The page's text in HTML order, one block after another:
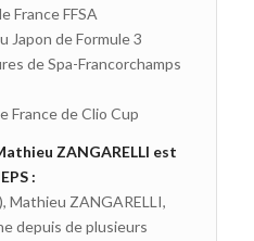
France FFSA
Japon de Formule 3
de Spa-Francorchamps
France de Clio Cup
ZANGARELLI est
:
Mathieu ZANGARELLI,
depuis de plusieurs